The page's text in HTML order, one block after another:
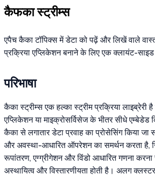
कैफका स्ट्रीम्स
एपैच कैका टॉपिक्स में डेटा को पढ़ें और लिखें वाले
प्रक्रिया एप्लिकेशन बनाने के लिए एक क्लायंट-साइड
परिभाषा
कैका स्ट्रीम्स एक हल्का स्ट्रीम प्रक्रिया लाइब्रेरी
एप्लिकेशन या माइक्रोसर्विसेज के भीतर सीधे एम्बेडेड
कैका से लगातार डेटा प्रवाह का प्रोसेसिंग किया
और अवस्था-आधारित ऑपरेशन का समर्थन करता है,
रूपांतरण, एग्ग्रीगेशन और विंडो आधारित गणना
अस्थायित्व और विस्तारणीयता होती है। अलग